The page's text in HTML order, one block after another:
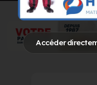
Accéder